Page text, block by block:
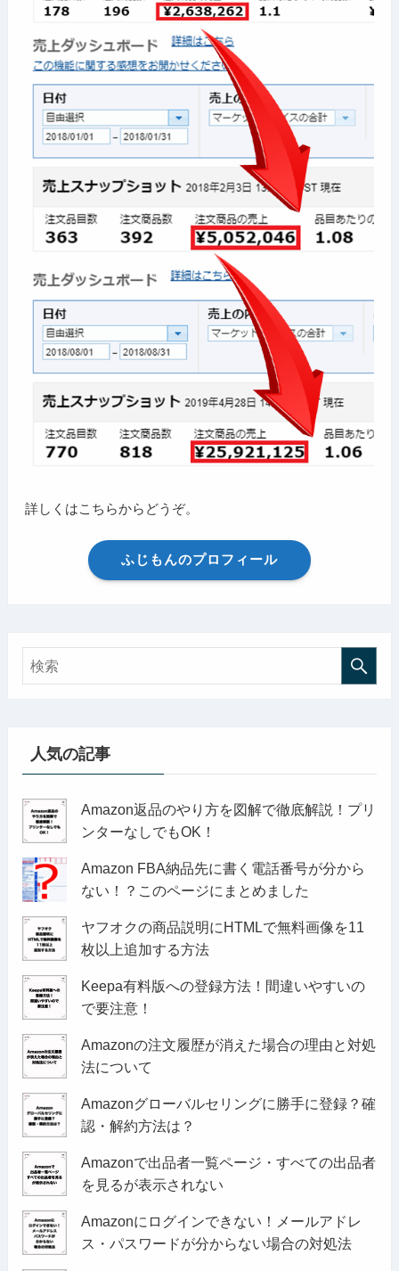
詳しくはこちらからどうぞ。
ふじもんのプロフィール
人気の記事
Amazon返品のやり方を図解で徹底解説！プリ
ンターなしでもOK！
Amazon FBA納品先に書く電話番号が分から
ない！？このページにまとめました
ヤフオクの商品説明にHTMLで無料画像を11
枚以上追加する方法
Keepa有料版への登録方法！間違いやすいの
で要注意！
Amazonの注文履歴が消えた場合の理由と対処
法について
Amazonグローバルセリングに勝手に登録？確
認・解約方法は？
Amazonで出品者一覧ページ・すべての出品者
を見るが表示されない
Amazonにログインできない！メールアドレ
ス・パスワードが分からない場合の対処法